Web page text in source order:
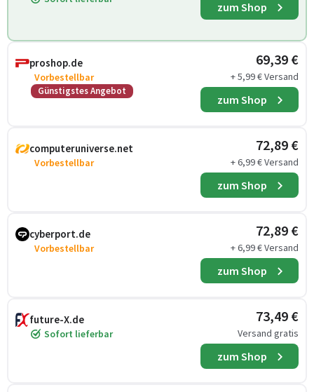
zum Shop
proshop.de
Vorbestellbar
Günstigstes Angebot
69,39 €
+ 5,99 € Versand
zum Shop
computeruniverse.net
Vorbestellbar
72,89 €
+ 6,99 € Versand
zum Shop
cyberport.de
Vorbestellbar
72,89 €
+ 6,99 € Versand
zum Shop
future-X.de
Sofort lieferbar
73,49 €
Versand gratis
zum Shop